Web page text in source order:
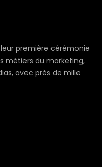
première cérémonie
métiers du marketing,
avec près de mille